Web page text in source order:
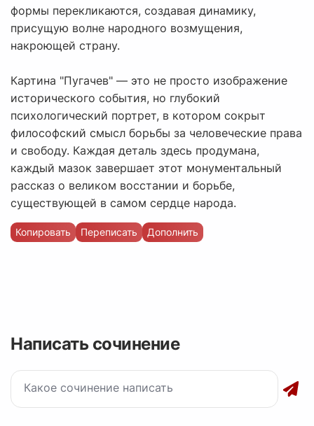
формы перекликаются, создавая динамику,
присущую волне народного возмущения,
накроющей страну.
Картина "Пугачев" — это не просто изображение
исторического события, но глубокий
психологический портрет, в котором сокрыт
философский смысл борьбы за человеческие права
и свободу. Каждая деталь здесь продумана,
каждый мазок завершает этот монументальный
рассказ о великом восстании и борьбе,
существующей в самом сердце народа.
Копировать Переписать Дополнить
Написать сочинение